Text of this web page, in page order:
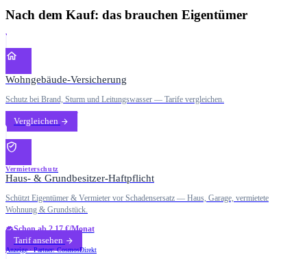
Nach dem Kauf: das brauchen Eigentümer
Wohngebäude-Versicherung
Schutz bei Brand, Sturm und Leitungswasser — Tarife vergleichen.
Vergleichen
Vermieterschutz
Haus- & Grundbesitzer-Haftpflicht
Schützt Eigentümer & Vermieter vor Schadensersatz — Haus, Garage, vermietete
Wohnung & Grundstück.
Schon ab 2,17 €/Monat
Tarif ansehen
Anzeige · Partner: CosmosDirekt